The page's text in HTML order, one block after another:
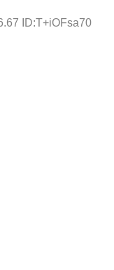
ID:T+iOFsa70